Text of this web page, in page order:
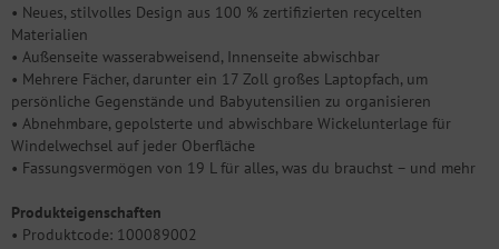
• Neues, stilvolles Design aus 100 % zertifizierten recycelten
Materialien
• Außenseite wasserabweisend, Innenseite abwischbar
• Mehrere Fächer, darunter ein 17 Zoll großes Laptopfach, um
persönliche Gegenstände und Babyutensilien zu organisieren
• Abnehmbare, gepolsterte und abwischbare Wickelunterlage für
Windelwechsel auf jeder Oberfläche
• Fassungsvermögen von 19 L für alles, was du brauchst – und mehr
Produkteigenschaften
• Produktcode: 100089002